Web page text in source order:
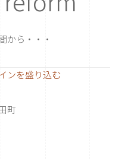
から・・・
ンを盛り込む
町